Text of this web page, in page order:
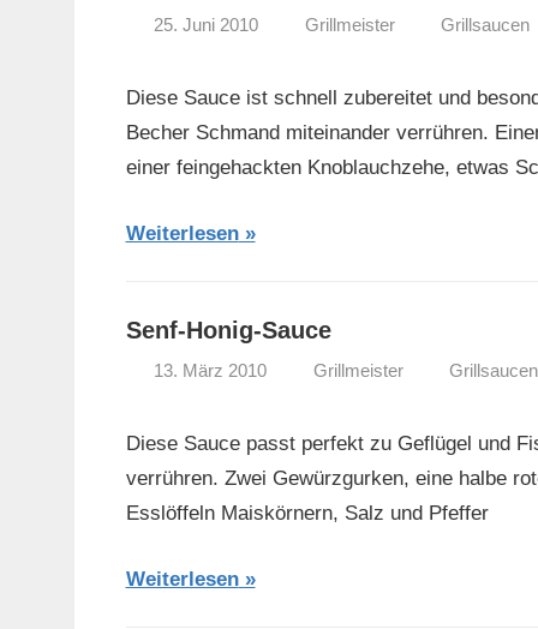
25. Juni 2010 Grillmeister Grillsaucen
Diese Sauce ist schnell zubereitet und
Becher Schmand miteinander verrühren.
einer feingehackten Knoblauchzehe, etwas
Weiterlesen
Senf-Honig-Sauce
13. März 2010 Grillmeister Grillsaucen
Diese Sauce passt perfekt zu Geflügel und
verrühren. Zwei Gewürzgurken, eine halbe
Esslöffeln Maiskörnern, Salz und Pfeffer
Weiterlesen